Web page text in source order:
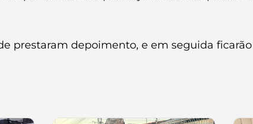
prestaram depoimento, e em seguida